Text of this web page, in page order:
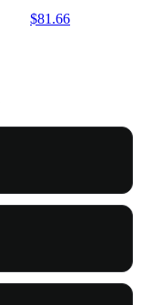
$81.66